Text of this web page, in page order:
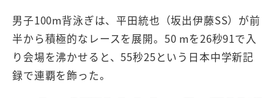
男子100m背泳ぎは、平田統也（坂出伊藤SS）が前
半から積極的なレースを展開。50 mを26秒91で入
り会場を沸かせると、55秒25という日本中学新記
録で連覇を飾った。